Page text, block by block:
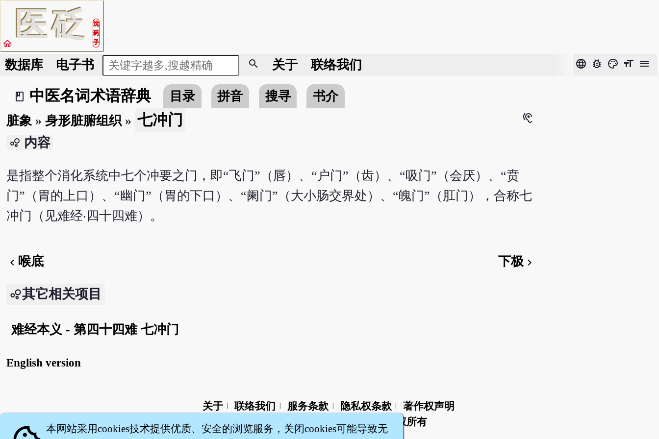
医砭
沈
药
子
home
数据库 电子书 search 关于 联络我们 language bug_report color_lens format_size menu
book_2
中医名词术语辞典 目录 拼音 搜寻
书介
脏象 » 身形脏腑组织» 七冲门 hearing
bubble_chart 内容
是指整个消化系统中七个冲要之门，即“飞门”（唇）、“户门”（齿）、“吸门”（会厌）、“贲
门”（胃的上口）、“幽门”（胃的下口）、“阑门”（大小肠交界处）、“魄门”（肛门），合称七
冲门（见难经‧四十四难）。
chevron_left 喉底 下极chevron_right
其它相关项目
难经本义 - 第四十四难 七冲门
English version
关于 | 联络我们 | 服务条款 | 隐私权条款 |
著作权声明
智橐· 医砭 沈药子 ©2008～2026 著作权所有
本网站采用cookies技术提供优质、安全的浏览服务，关闭cookies可能导致无